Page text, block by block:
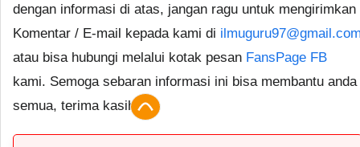
dengan informasi di atas, jangan ragu untuk mengirimkan
Komentar / E-mail kepada kami di
atau bisa hubungi melalui kotak pesan FansPage FB
kami. Semoga sebaran informasi ini bisa membantu anda
semua, terima kasih.